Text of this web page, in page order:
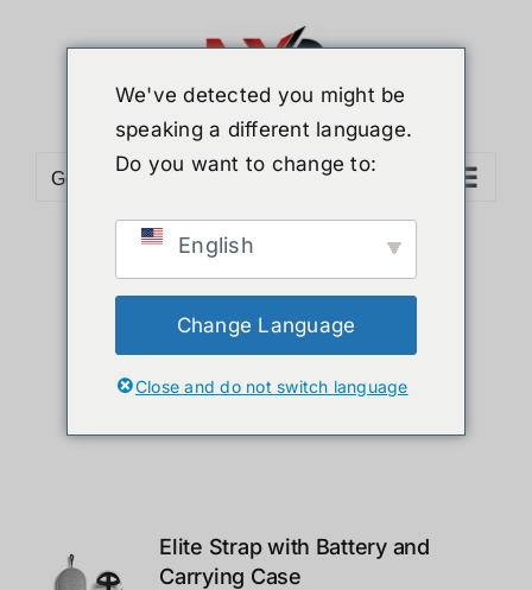
Go to...
Sort byDefault Order
Show36 Products
Elite Strap with Battery and
Carrying Case
We've detected you might be
speaking a different language.
Do you want to change to:
English
Change Language
Close and do not switch language